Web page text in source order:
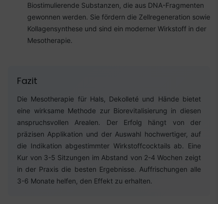
Biostimulierende Substanzen, die aus DNA-Fragmenten
gewonnen werden. Sie fördern die Zellregeneration sowie
Kollagensynthese und sind ein moderner Wirkstoff in der
Mesotherapie.
Fazit
Die Mesotherapie für Hals, Dekolleté und Hände bietet
eine wirksame Methode zur Biorevitalisierung in diesen
anspruchsvollen Arealen. Der Erfolg hängt von der
präzisen Applikation und der Auswahl hochwertiger, auf
die Indikation abgestimmter Wirkstoffcocktails ab. Eine
Kur von 3-5 Sitzungen im Abstand von 2-4 Wochen zeigt
in der Praxis die besten Ergebnisse. Auffrischungen alle
3-6 Monate helfen, den Effekt zu erhalten.